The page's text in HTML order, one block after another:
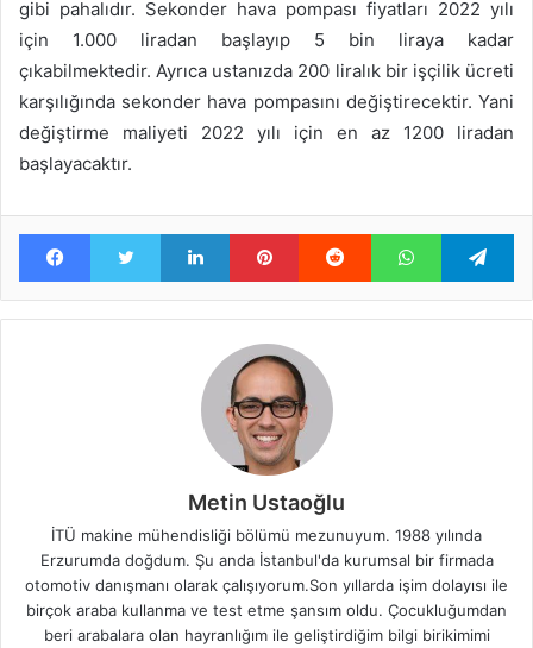
gibi pahalıdır. Sekonder hava pompası fiyatları 2022 yılı
için 1.000 liradan başlayıp 5 bin liraya kadar
çıkabilmektedir. Ayrıca ustanızda 200 liralık bir işçilik ücreti
karşılığında sekonder hava pompasını değiştirecektir. Yani
değiştirme maliyeti 2022 yılı için en az 1200 liradan
başlayacaktır.
FacebookTwitter LinkedIn Pinterest Reddit WhatsApp
Metin Ustaoğlu
İTÜ makine mühendisliği bölümü mezunuyum. 1988 yılında
Erzurumda doğdum. Şu anda İstanbul'da kurumsal bir firmada
otomotiv danışmanı olarak çalışıyorum.Son yıllarda işim dolayısı ile
birçok araba kullanma ve test etme şansım oldu. Çocukluğumdan
beri arabalara olan hayranlığım ile geliştirdiğim bilgi birikimimi